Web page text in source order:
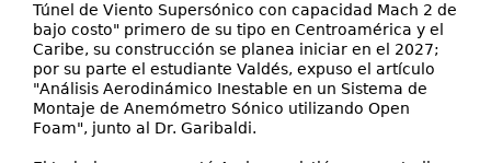
Túnel de Viento Supersónico con capacidad Mach 2 de
bajo costo" primero de su tipo en Centroamérica y el
Caribe, su construcción se planea iniciar en el 2027;
por su parte el estudiante Valdés, expuso el artículo
"Análisis Aerodinámico Inestable en un Sistema de
Montaje de Anemómetro Sónico utilizando Open
Foam", junto al Dr. Garibaldi.